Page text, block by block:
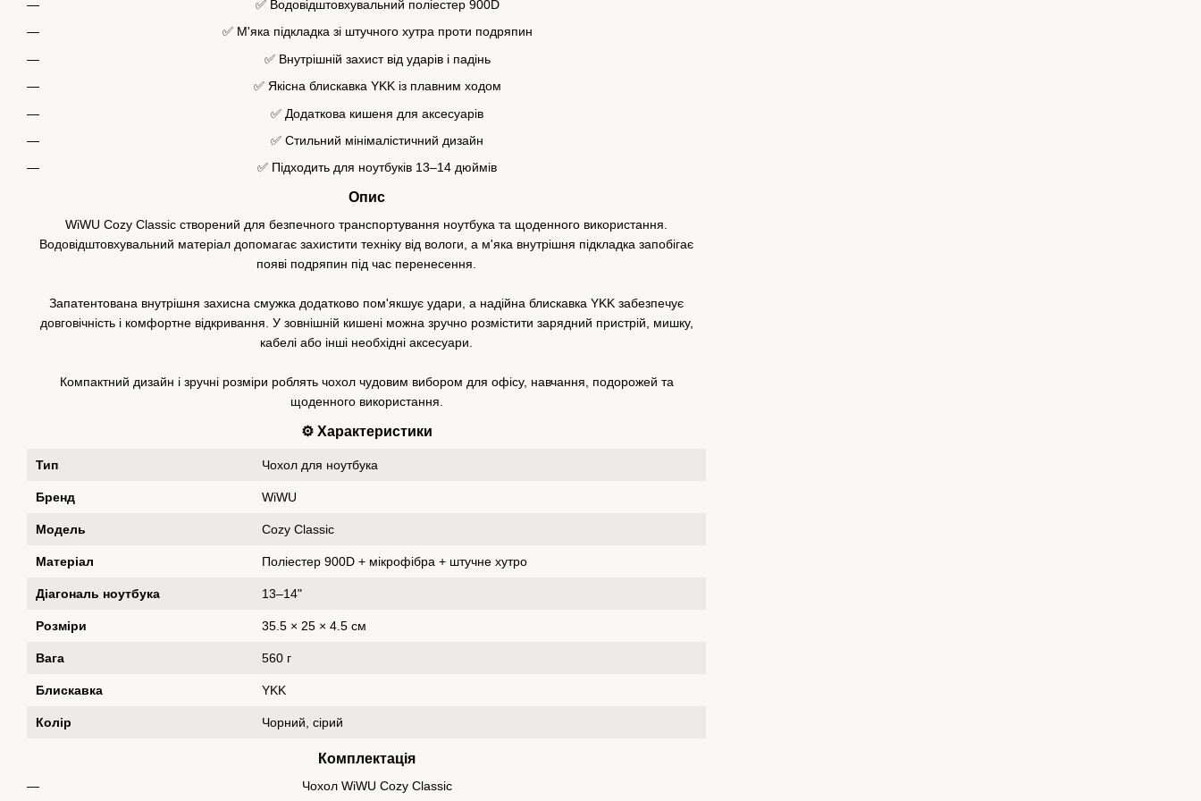
✅ Водовідштовхувальний поліестер 900D
✅ М'яка підкладка зі штучного хутра проти подряпин
✅ Внутрішній захист від ударів і падінь
✅ Якісна блискавка YKK із плавним ходом
✅ Додаткова кишеня для аксесуарів
✅ Стильний мінімалістичний дизайн
✅ Підходить для ноутбуків 13–14 дюймів
Опис
WiWU Cozy Classic створений для безпечного транспортування ноутбука та щоденного використання.
Водовідштовхувальний матеріал допомагає захистити техніку від вологи, а м'яка внутрішня підкладка запобігає
появі подряпин під час перенесення.
Запатентована внутрішня захисна смужка додатково пом'якшує удари, а надійна блискавка YKK забезпечує
довговічність і комфортне відкривання. У зовнішній кишені можна зручно розмістити зарядний пристрій, мишку,
кабелі або інші необхідні аксесуари.
Компактний дизайн і зручні розміри роблять чохол чудовим вибором для офісу, навчання, подорожей та
щоденного використання.
⚙️ Характеристики
Тип Чохол для ноутбука
Бренд WiWU
Модель Cozy Classic
Матеріал Поліестер 900D + мікрофібра + штучне хутро
Діагональ ноутбука 13–14"
Розміри 35.5 × 25 × 4.5 см
Вага 560 г
Блискавка YKK
Колір Чорний, сірий
Комплектація
Чохол WiWU Cozy Classic